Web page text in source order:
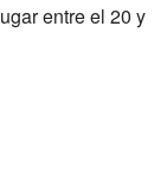
entre el 20 y